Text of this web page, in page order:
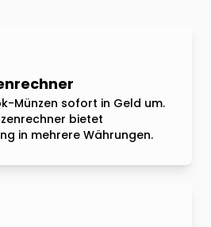
Münzen sofort in Geld um.
bietet
in mehrere Währungen.